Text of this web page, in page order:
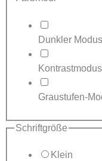
Dunkler Modus
Kontrastmodus
Graustufen-
Schriftgröße
Klein